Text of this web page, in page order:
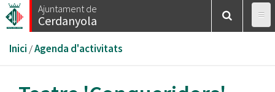
Vés
al
Ajuntament de
Cerdanyola
Esteu
aquí
Inici /Agenda d'activitats